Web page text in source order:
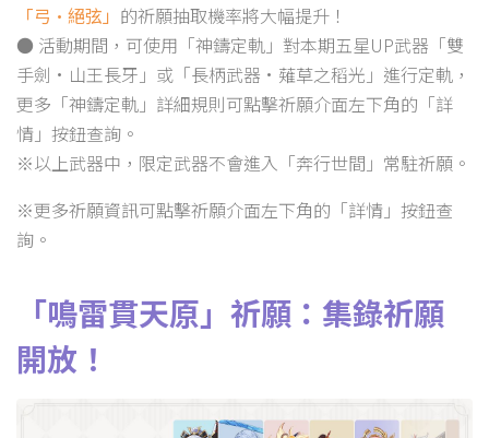
「弓·絕弦」 的祈願抽取機率將大幅提升！
● 活動期間，可使用「神鑄定軌」對本期五星UP武器「雙
手劍·山王長牙」或「長柄武器·薙草之稻光」進行定軌，
更多「神鑄定軌」詳細規則可點擊祈願介面左下角的「詳
情」按鈕查詢。
※以上武器中，限定武器不會進入「奔行世間」常駐祈願。
※更多祈願資訊可點擊祈願介面左下角的「詳情」按鈕查
詢。
「鳴雷貫天原」祈願：集錄祈願
開放！